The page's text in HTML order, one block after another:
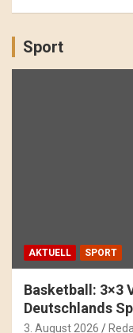
Sport
AKTUELL SPORT
Basketball: 3×3
Deutschlands
3. August 2026